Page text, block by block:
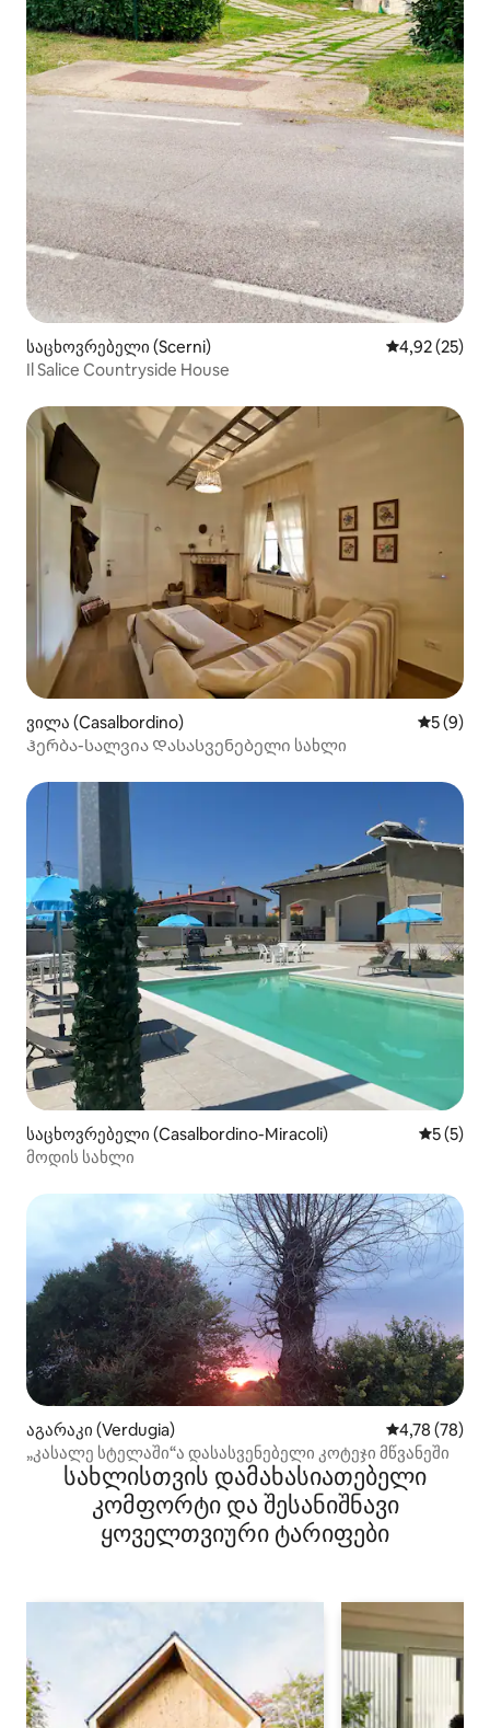
საცხოვრებელი (Scerni) საშუალო
4,92 (25)
Il Salice Countryside House
ვილა (Casalbordino) საშუალო
5 (9)
Ჰერბა-სალვია Დასასვენებელი სახლი
საცხოვრებელი (Casalbordino-Miracoli)
5 (5)
მოდის სახლი
აგარაკი (Verdugia) საშუალო
4,78 (78)
„კასალე სტელაში“ა დასასვენებელი კოტეჯი მწვანეში
სახლისთვის დამახასიათებელი
კომფორტი და შესანიშნავი
ყოველთვიური ტარიფები